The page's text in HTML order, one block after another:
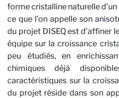
forme cristalline naturelle
ce que l’on appelle son
du projet DISEQ est d’affiner
équipe sur la croissance
peu étudiés, en
chimiques déjà
caractéristiques sur la
du projet réside dans son